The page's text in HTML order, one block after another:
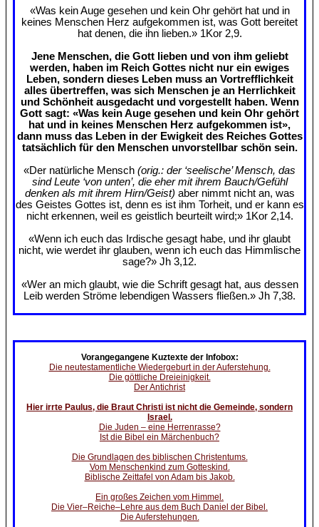
«Was kein Auge gesehen und kein Ohr gehört hat und in
keines Menschen Herz aufgekommen ist, was Gott bereitet
hat denen, die ihn lieben.» 1Kor 2,9.
Jene Menschen, die Gott lieben und von ihm geliebt
werden, haben im Reich Gottes nicht nur ein ewiges
Leben, sondern dieses Leben muss an Vortrefflichkeit
alles übertreffen, was sich Menschen je an Herrlichkeit
und Schönheit ausgedacht und vorgestellt haben. Wenn
Gott sagt: «Was kein Auge gesehen und kein Ohr gehört
hat und in keines Menschen Herz aufgekommen ist»,
dann muss das Leben in der Ewigkeit des Reiches Gottes
tatsächlich für den Menschen unvorstellbar schön sein.
«Der natürliche Mensch (orig.: der ‘seelische’ Mensch, das
sind Leute ‘von unten’, die eher mit ihrem Bauch/Gefühl
denken als mit ihrem Hirn/Geist) aber nimmt nicht an, was
des Geistes Gottes ist, denn es ist ihm Torheit, und er kann es
nicht erkennen, weil es geistlich beurteilt wird;» 1Kor 2,14.
«Wenn ich euch das Irdische gesagt habe, und ihr glaubt
nicht, wie werdet ihr glauben, wenn ich euch das Himmlische
sage?» Jh 3,12.
«Wer an mich glaubt, wie die Schrift gesagt hat, aus dessen
Leib werden Ströme lebendigen Wassers fließen.» Jh 7,38.
Vorangegangene Kuztexte der Infobox:
Die neutestamentliche Wiedergeburt in der Auferstehung.
Die göttliche Dreieinigkeit.
Der Antichrist
Hier irrte Paulus, die Braut Christi ist nicht die Gemeinde, sondern
Israel.
Die Juden – eine Herrenrasse?
Ist die Bibel ein Märchenbuch?
Die Grundlagen des biblischen Christentums.
Vom Menschenkind zum Gotteskind.
Biblische Zeittafel von Adam bis Jakob.
Ein großes Zeichen vom Himmel.
Die Vier–Reiche–Lehre aus dem Buch Daniel der Bibel.
Die Auferstehungen.